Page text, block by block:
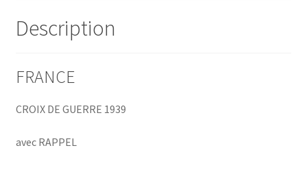
Description
FRANCE
CROIX DE GUERRE 1939
avec RAPPEL